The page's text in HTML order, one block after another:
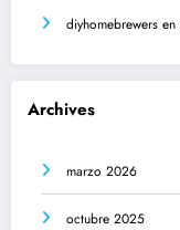
diyhomebrewers en
Archives
marzo 2026
octubre 2025